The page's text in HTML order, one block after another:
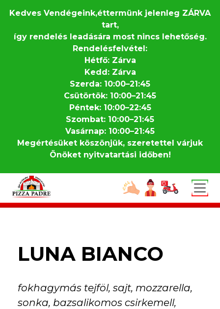
Kedves Vendégeink,éttermünk jelenleg ZÁRVA
tart,
így rendelés leadására most nincs lehetőség.
Rendelésfelvétel:
Hétfő: Zárva
Kedd: Zárva
Szerda: 10:00–21:45
Csütörtök: 10:00–21:45
Péntek: 10:00–22:45
Szombat: 10:00–21:45
Vasárnap: 10:00–21:45
Megértésüket köszönjük, szeretettel várjuk
Önöket nyitvatartási időben!
Skip to main content
0
LUNA BIANCO
fokhagymás tejföl, sajt, mozzarella,
sonka, bazsalikomos csirkemell,